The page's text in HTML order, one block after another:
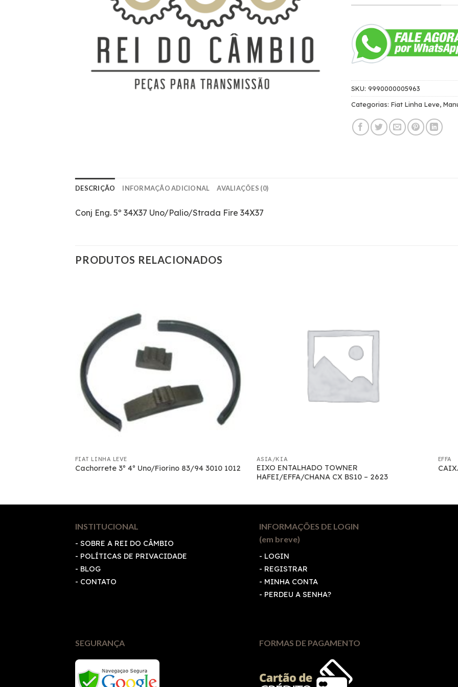
SKU: 9990000005963
Categorias: Fiat Linha Leve,
DESCRIÇÃO INFORMAÇÃO ADICIONAL AVALIAÇÕES (0)
Conj Eng. 5º 34X37 Uno/Palio/Strada Fire 34X37
PRODUTOS RELACIONADOS
FIAT LINHA LEVE
Cachorrete 3º 4º Uno/Fiorino 83/94 3010 1012
ASIA/KIA
EIXO ENTALHADO TOWNER
HAFEI/EFFA/CHANA CX BS10 – 2623
EFFA
INSTITUCIONAL
- SOBRE A REI DO CÂMBIO
- POLÍTICAS DE PRIVACIDADE
- BLOG
- CONTATO
INFORMAÇÕES DE LOGIN
(em breve)
- LOGIN
- REGISTRAR
- MINHA CONTA
- PERDEU A SENHA?
SEGURANÇA FORMAS DE PAGAMENTO